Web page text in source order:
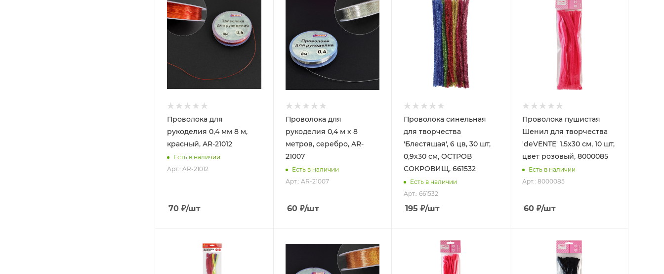
Проволока для
рукоделия 0,4 мм 8 м,
красный, AR-21012
Есть в наличии
Арт.: AR-21012
70 ₽/шт
Проволока для
рукоделия 0,4 м х 8
метров, серебро, AR-
21007
Есть в наличии
Арт.: AR-21007
60₽/шт
Проволока синельная
для творчества
'Блестящая', 6 цв, 30 шт,
0,9х30 см, ОСТРОВ
СОКРОВИЩ, 661532
Есть в наличии
Арт.: 661532
195 ₽/шт
Проволока пушистая
Шенил для творчества
'deVENTE' 1,5x30 см, 10 шт,
цвет розовый, 8000085
Есть в наличии
Арт.: 8000085
60₽/шт